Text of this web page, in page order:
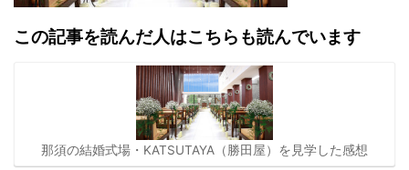
この記事を読んだ人はこちらも読んでいます
那須の結婚式場・KATSUTAYA（勝田屋）を見学した感想